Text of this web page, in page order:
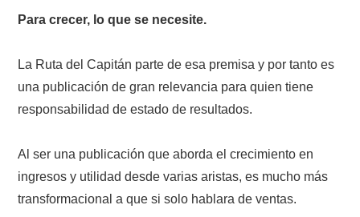
Para crecer, lo que se necesite.
La Ruta del Capitán parte de esa premisa y por tanto es
una publicación de gran relevancia para quien tiene
responsabilidad de estado de resultados.
Al ser una publicación que aborda el crecimiento en
ingresos y utilidad desde varias aristas, es mucho más
transformacional a que si solo hablara de ventas.